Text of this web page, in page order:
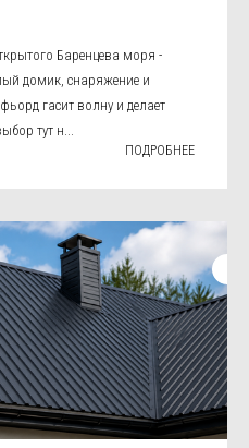
Баренцева моря -
домик, снаряжение и
гасит волну и делает
тут н...
ПОДРОБНЕЕ